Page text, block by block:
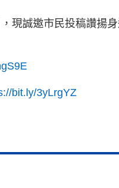
現誠邀市民投稿讚揚
bit.ly/3yLrgYZ